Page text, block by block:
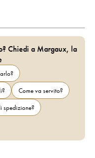
Chiedi a Margaux, la
Come va servito?
spedizione?